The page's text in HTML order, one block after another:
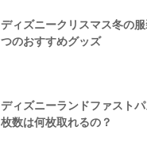
ディズニークリスマス冬の
つのおすすめグッズ
ディズニーランドファスト
枚数は何枚取れるの？